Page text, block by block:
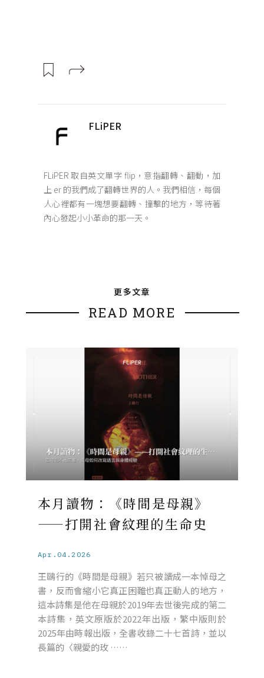
FLiPER
FLiPER 取自英文單字 flip，意指翻轉、翻動，加
上 er 的我們成了翻轉世界的人。我們相信，每個
人心裡都有一塊想要翻轉、撞擊的地方，等待著
內心發起小小革命的那一天。
更多文章
READ MORE
本月讀物：《時間是母親》
——打開社會紋理的生命史
Apr.04.2026
王鷗行的《時間是母親》若只被讀成一本悼母之
書，反而會縮小它真正困難也真正動人的地方，
這本詩集是他在母親於2019年去世後完成的第二
本詩集，英文原版於2022年出版，繁中版則於
2025年由時報出版，全書收錄二十七首詩，並以
長篇的〈親愛的玫 ……